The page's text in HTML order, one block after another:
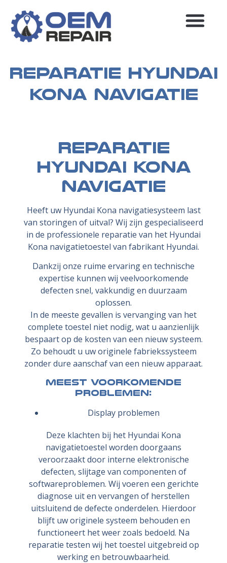
Reparatie Hyundai
Kona navigatie
Reparatie
Hyundai Kona
navigatie
Heeft uw Hyundai Kona navigatiesysteem last
van storingen of uitval? Wij zijn gespecialiseerd
in de professionele reparatie van het Hyundai
Kona navigatietoestel van fabrikant Hyundai.
Dankzij onze ruime ervaring en technische
expertise kunnen wij veelvoorkomende
defecten snel, vakkundig en duurzaam
oplossen.
In de meeste gevallen is vervanging van het
complete toestel niet nodig, wat u aanzienlijk
bespaart op de kosten van een nieuw systeem.
Zo behoudt u uw originele fabriekssysteem
zonder dure aanschaf van een nieuw apparaat.
Meest voorkomende
problemen:
Display problemen
Deze klachten bij het Hyundai Kona
navigatietoestel worden doorgaans
veroorzaakt door interne elektronische
defecten, slijtage van componenten of
softwareproblemen. Wij voeren een gerichte
diagnose uit en vervangen of herstellen
uitsluitend de defecte onderdelen. Hierdoor
blijft uw originele systeem behouden en
functioneert het weer zoals bedoeld. Na
reparatie testen wij het toestel uitgebreid op
werking en betrouwbaarheid.